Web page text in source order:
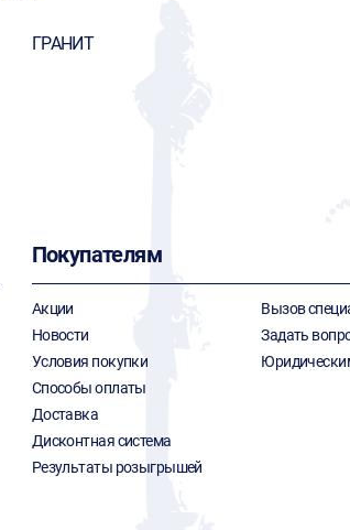
ГРАНИТ
Покупателям
Акции
Новости
Условия покупки
Способы оплаты
Доставка
Дисконтная система
Результаты розыгрышей
Вызов
Задать